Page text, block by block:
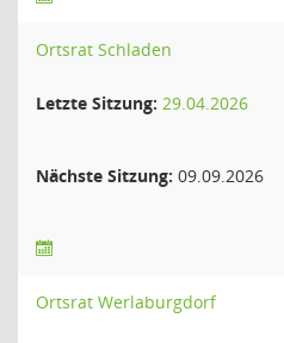
Ortsrat Schladen
Letzte Sitzung: 29.04.2026
Nächste Sitzung: 09.09.2026
Ortsrat Werlaburgdorf